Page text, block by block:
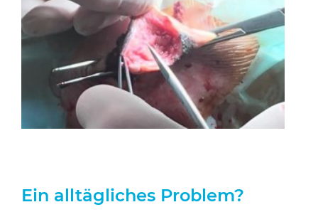
Ein alltägliches Problem?